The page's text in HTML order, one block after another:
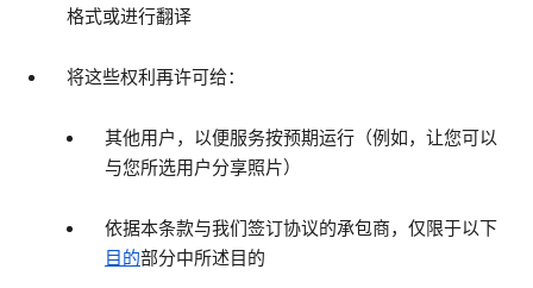
格式或进行翻译
将这些权利再许可给：
其他用户，以便服务按预期运行（例如，让您可以
与您所选用户分享照片）
依据本条款与我们签订协议的承包商，仅限于以下
目的部分中所述目的